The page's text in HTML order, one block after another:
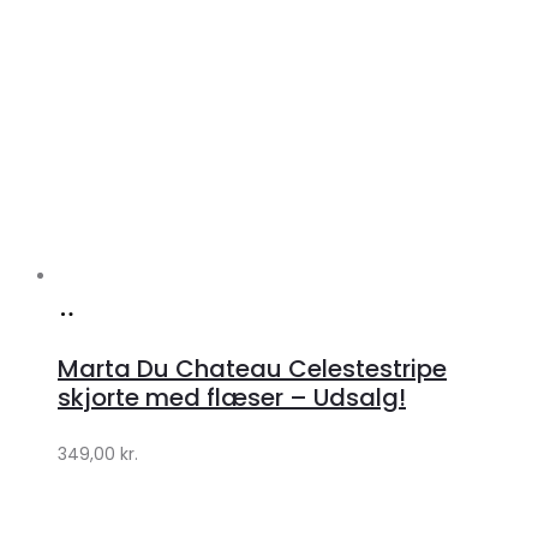
Klædeskabet.dk
Marta Du Chateau Celestestripe
skjorte med flæser – Udsalg!
349,00 kr.